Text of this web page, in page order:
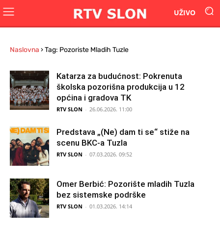
UŽIVO
Naslovna ›Tag: Pozoriste Mladih Tuzle
Katarza za budućnost: Pokrenuta
školska pozorišna produkcija u 12
općina i gradova TK
RTV SLON - 26.06.2026. 11:00
Predstava „(Ne) dam ti se“ stiže na
scenu BKC-a Tuzla
RTV SLON - 07.03.2026. 09:52
Omer Berbić: Pozorište mladih Tuzla
bez sistemske podrške
RTV SLON - 01.03.2026. 14:14